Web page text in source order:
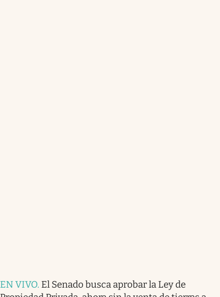
EN VIVO. El Senado busca aprobar la Ley de